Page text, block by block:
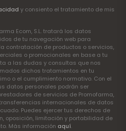
y consiento el tratamiento de mis
Ecom, S.L. tratará los datos
de tu navegación web para
contratación de productos o servicios,
o promocionales en base a tu
a las dudas y consultas que nos
dichos tratamientos en tu
o el cumplimiento normativo. Con el
datos personales podrán ser
de servicios de Promofarma,
internacionales de datos
Puedes ejercer tus derechos de
oposición, limitación y portabilidad de
Más información aquí.